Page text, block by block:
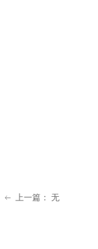
ꂃ 上一篇： 无